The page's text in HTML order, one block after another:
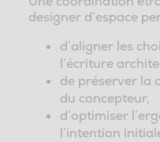
designer d’espace
d’aligner les
l’écriture
de préserver la
du concepteur,
d’optimiser
l’intention